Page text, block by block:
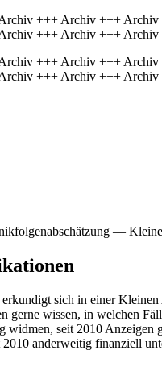
+++ Archiv +++
+++ Archiv +++
+++ Archiv +++
+++ Archiv +++
—
sich in einer Kleinen
gerne wissen, in welchen
seit 2010 Anzeigen
anderweitig finanziell